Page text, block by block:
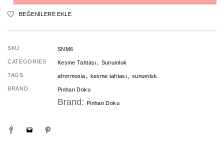
No
6
BEĞENILERE EKLE
SKU SNM6
CATEGORIES Kesme Tahtası , Sunumluk
TAGS afrormosia, kesme tahtası,sunumluk
BRAND Pinhan Doku
Brand: Pinhan Doku